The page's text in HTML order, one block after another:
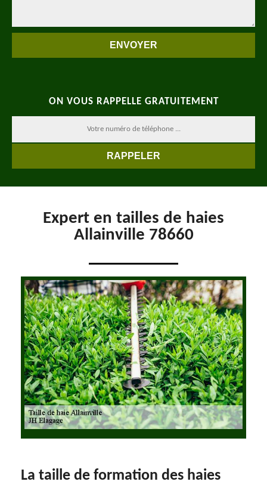
ON VOUS RAPPELLE GRATUITEMENT
Expert en tailles de haies
Allainville 78660
La taille de formation des haies